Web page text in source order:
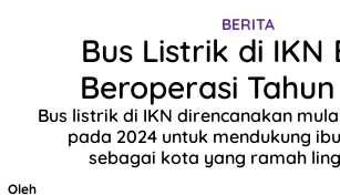
BERITA
Bus Listrik di IKN
Beroperasi
Bus listrik di IKN direncanakan
pada 2024 untuk mendukung
sebagai kota yang ramah
Oleh